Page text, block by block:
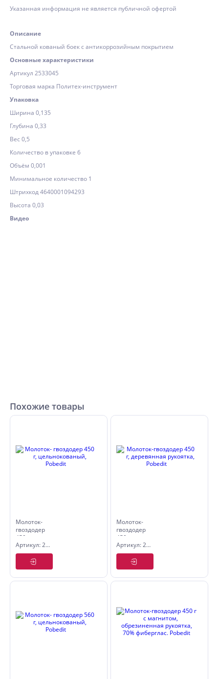
Указанная информация не является публичной офертой
Описание
Стальной кованый боек с антикоррозийным покрытием
Основные характеристики
Артикул 2533045
Торговая марка Политех-инструмент
Упаковка
Ширина 0,135
Глубина 0,33
Вес 0,5
Количество в упаковке 6
Объём 0,001
Минимальное количество 1
Штрихкод 4640001094293
Высота 0,03
Видео
Похожие товары
Молоток-
гвоздодер
450 г,
цельнокованый,
Pobedit
Артикул: 2533945
Молоток-
гвоздодер
450 г,
деревянная
рукоятка,
Pobedit
Артикул: 2533145